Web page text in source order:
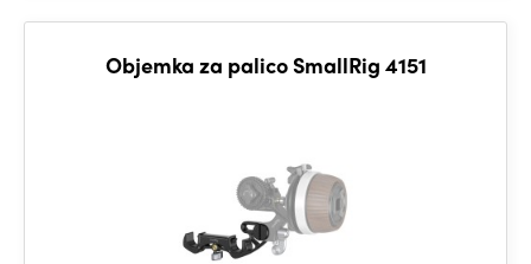
Objemka za palico SmallRig 4151